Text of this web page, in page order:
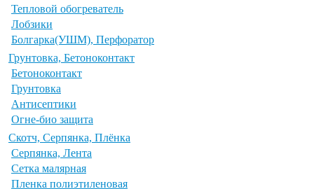
Тепловой обогреватель
Лобзики
Болгарка(УШМ), Перфоратор
Грунтовка, Бетоноконтакт
Бетоноконтакт
Грунтовка
Антисептики
Огне-био защита
Скотч, Серпянка, Плёнка
Серпянка, Лента
Сетка малярная
Пленка полиэтиленовая